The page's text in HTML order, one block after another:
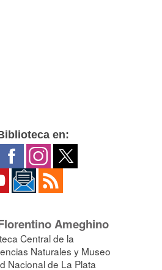
en:
Ameghino
Central de la
Naturales y Museo
Nacional de La Plata